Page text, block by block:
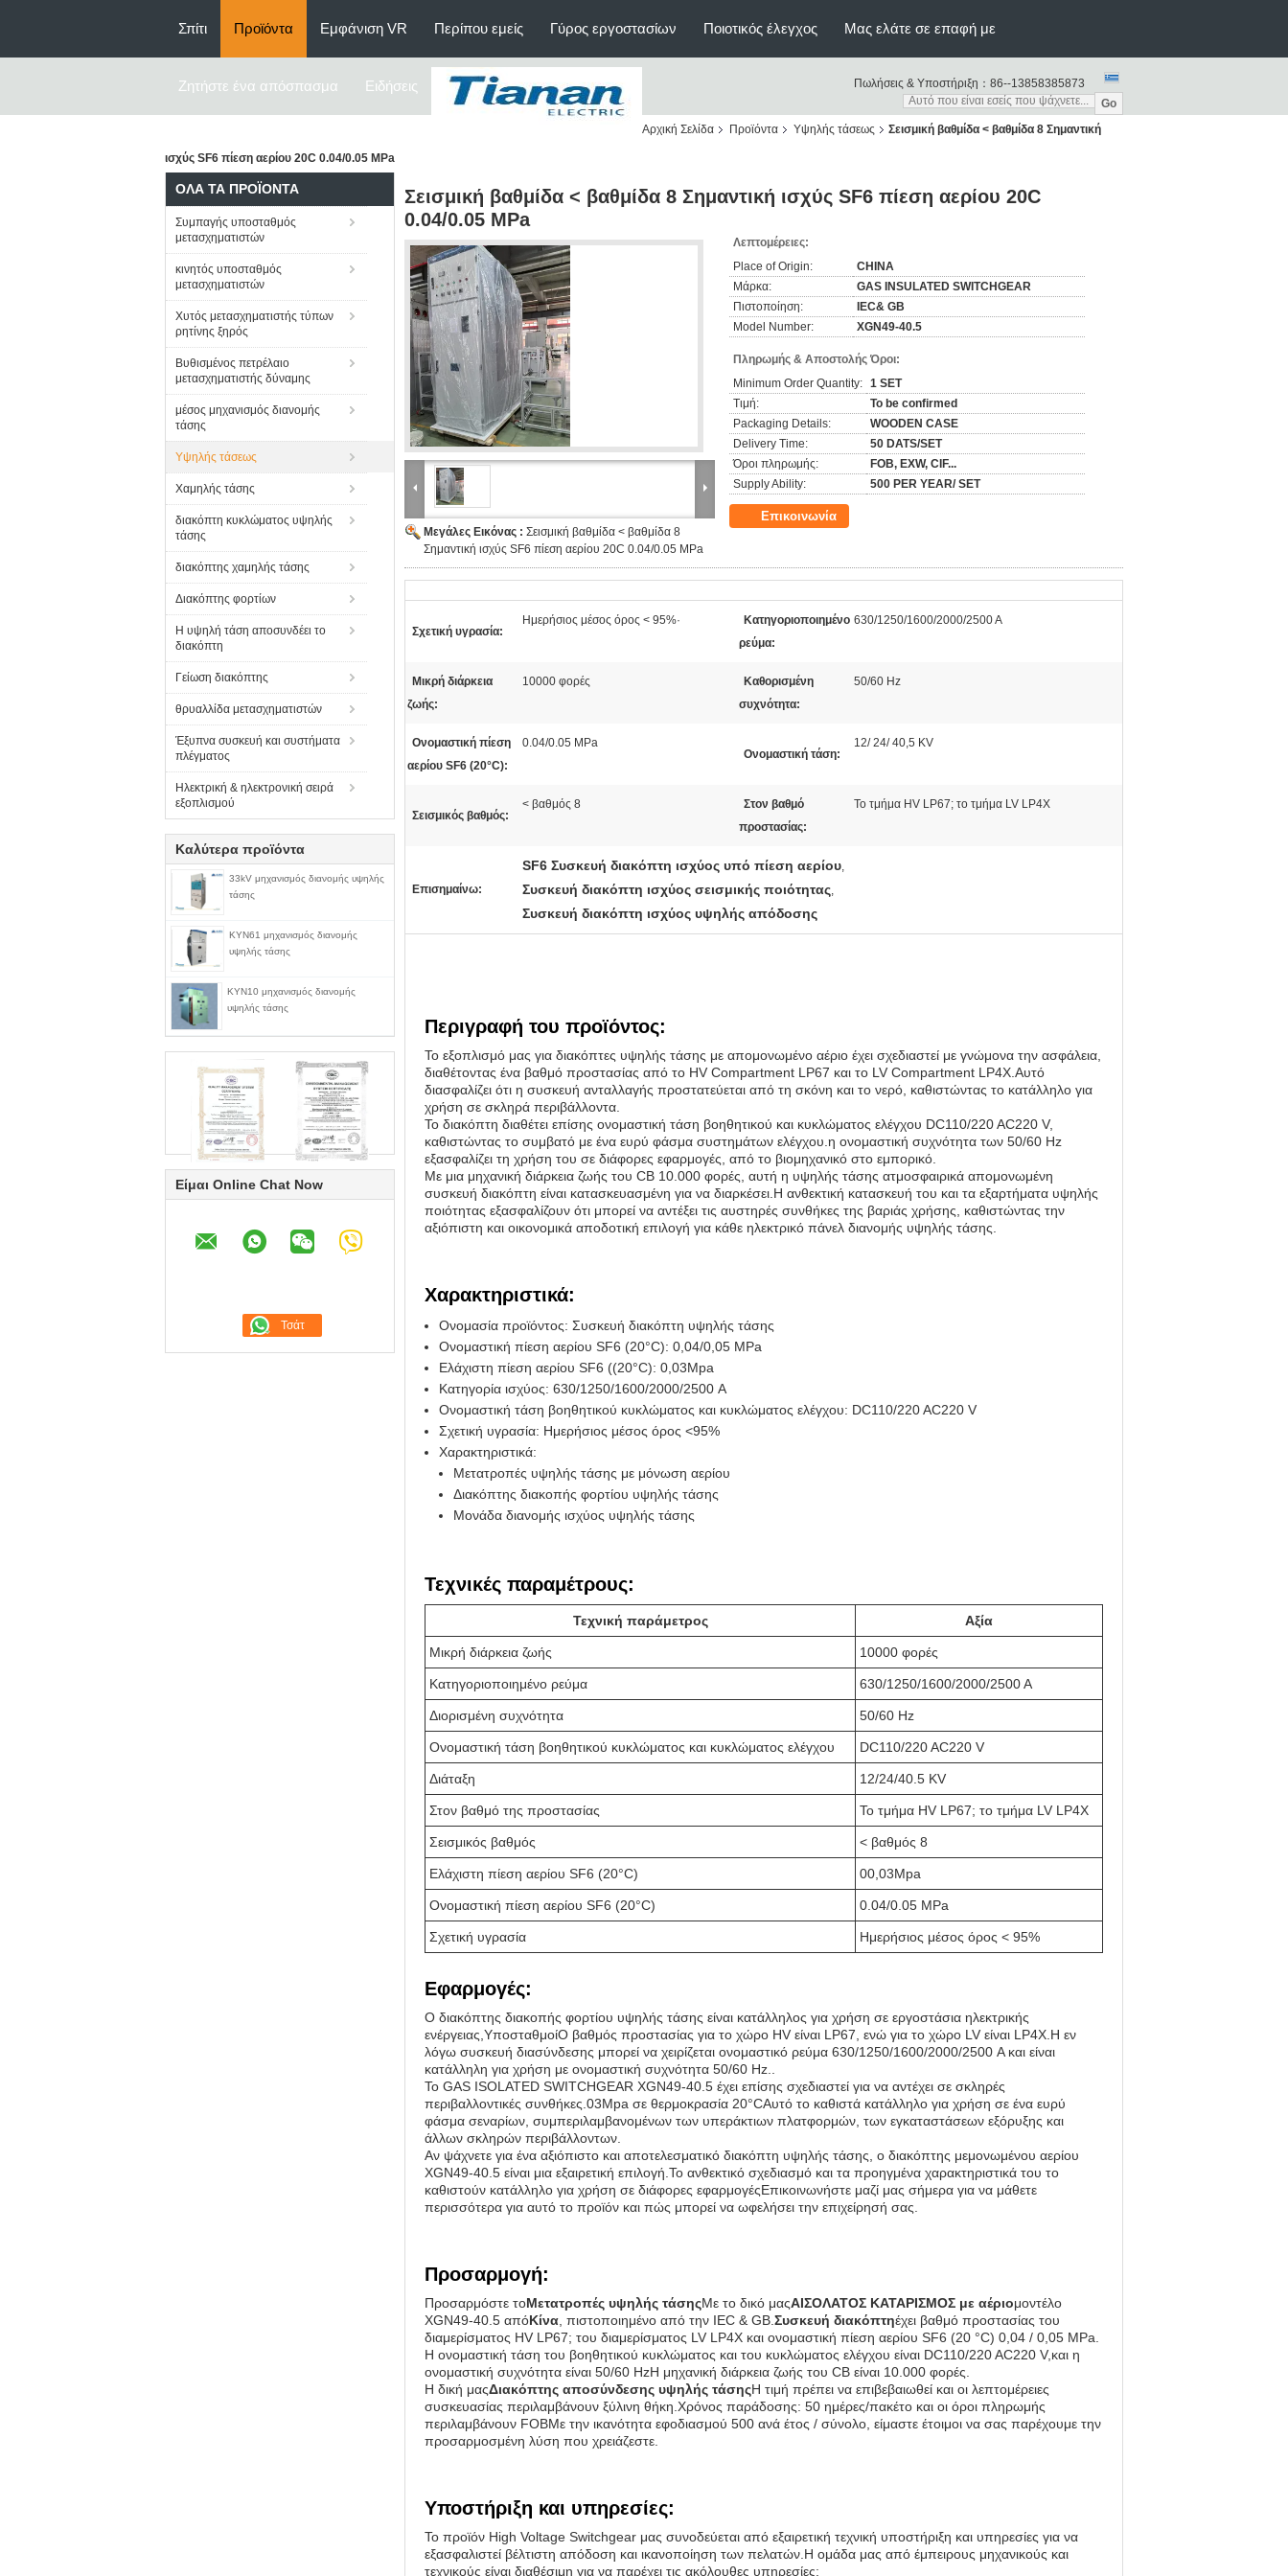
Σπίτι Προϊόντα Εμφάνιση VR Περίπου εμείς Γύρος εργοστασίων Ποιοτικός έλεγχος Μας ελάτε σε επαφή με
Ζητήστε ένα απόσπασμα Ειδήσεις Πωλήσεις & Υποστήριξη： 86--13858385873
Go
Αρχική Σελίδα
Προϊόντα Υψηλής τάσεως Σεισμική βαθμίδα < βαθμίδα 8 Σημαντική
ισχύς SF6 πίεση αερίου 20C 0.04/0.05 MPa
ΌΛΑ ΤΑ ΠΡΟΪΌΝΤΑ
Συμπαγής υποσταθμός
μετασχηματιστών
κινητός υποσταθμός
μετασχηματιστών
Χυτός μετασχηματιστής τύπων
ρητίνης ξηρός
Βυθισμένος πετρέλαιο
μετασχηματιστής δύναμης
μέσος μηχανισμός διανομής
τάσης
Υψηλής τάσεως
Χαμηλής τάσης
διακόπτη κυκλώματος υψηλής
τάσης
διακόπτης χαμηλής τάσης
Διακόπτης φορτίων
Η υψηλή τάση αποσυνδέει το
διακόπτη
Γείωση διακόπτης
θρυαλλίδα μετασχηματιστών
Έξυπνα συσκευή και συστήματα
πλέγματος
Ηλεκτρική & ηλεκτρονική σειρά
εξοπλισμού
Καλύτερα προϊόντα
33kV μηχανισμός διανομής υψηλής
τάσης
KYN61 μηχανισμός διανομής
υψηλής τάσης
KYN10 μηχανισμός διανομής
υψηλής τάσης
Είμαι Online Chat Now
Σεισμική βαθμίδα < βαθμίδα 8 Σημαντική ισχύς SF6 πίεση αερίου 20C
0.04/0.05 MPa
Μεγάλες Εικόνας : Σεισμική βαθμίδα < βαθμίδα 8
Σημαντική ισχύς SF6 πίεση αερίου 20C 0.04/0.05 MPa
Λεπτομέρειες:
Place of Origin:
CHINA
Μάρκα:
GAS INSULATED SWITCHGEAR
Πιστοποίηση:
IEC& GB
Model Number:
XGN49-40.5
Πληρωμής & Αποστολής Όροι:
Minimum Order Quantity: 1 SET
Τιμή:
To be confirmed
Packaging Details:
WOODEN CASE
Delivery Time:
50 DATS/SET
Όροι πληρωμής:
FOB, EXW, CIF...
Supply Ability:
500 PER YEAR/ SET
Επικοινωνία
Σχετική υγρασία:
Ημερήσιος μέσος όρος < 95%·
Κατηγοριοποιημένο
ρεύμα:
630/1250/1600/2000/2500 Α
Μικρή διάρκεια
ζωής:
10000 φορές
Καθορισμένη
συχνότητα:
50/60 Hz
Ονομαστική πίεση
αερίου SF6 (20°C):
0.04/0.05 MPa
Ονομαστική τάση:
12/ 24/ 40,5 KV
Σεισμικός βαθμός:
< βαθμός 8
Στον βαθμό
προστασίας:
Το τμήμα HV LP67; το τμήμα LV LP4X
Επισημαίνω:
SF6 Συσκευή διακόπτη ισχύος υπό πίεση αερίου,
Συσκευή διακόπτη ισχύος σεισμικής ποιότητας,
Συσκευή διακόπτη ισχύος υψηλής απόδοσης
Περιγραφή του προϊόντος:
Το εξοπλισμό μας για διακόπτες υψηλής τάσης με απομονωμένο αέριο έχει σχεδιαστεί με γνώμονα την ασφάλεια,
διαθέτοντας ένα βαθμό προστασίας από το HV Compartment LP67 και το LV Compartment LP4X.Αυτό
διασφαλίζει ότι η συσκευή ανταλλαγής προστατεύεται από τη σκόνη και το νερό, καθιστώντας το κατάλληλο για
χρήση σε σκληρά περιβάλλοντα.
Το διακόπτη διαθέτει επίσης ονομαστική τάση βοηθητικού και κυκλώματος ελέγχου DC110/220 AC220 V,
καθιστώντας το συμβατό με ένα ευρύ φάσμα συστημάτων ελέγχου.η ονομαστική συχνότητα των 50/60 Hz
εξασφαλίζει τη χρήση του σε διάφορες εφαρμογές, από το βιομηχανικό στο εμπορικό.
Με μια μηχανική διάρκεια ζωής του CB 10.000 φορές, αυτή η υψηλής τάσης ατμοσφαιρικά απομονωμένη
συσκευή διακόπτη είναι κατασκευασμένη για να διαρκέσει.Η ανθεκτική κατασκευή του και τα εξαρτήματα υψηλής
ποιότητας εξασφαλίζουν ότι μπορεί να αντέξει τις αυστηρές συνθήκες της βαριάς χρήσης, καθιστώντας την
αξιόπιστη και οικονομικά αποδοτική επιλογή για κάθε ηλεκτρικό πάνελ διανομής υψηλής τάσης.
Χαρακτηριστικά:
Ονομασία προϊόντος: Συσκευή διακόπτη υψηλής τάσης
Ονομαστική πίεση αερίου SF6 (20°C): 0,04/0,05 MPa
Ελάχιστη πίεση αερίου SF6 ((20°C): 0,03Mpa
Κατηγορία ισχύος: 630/1250/1600/2000/2500 A
Ονομαστική τάση βοηθητικού κυκλώματος και κυκλώματος ελέγχου: DC110/220 AC220 V
Σχετική υγρασία: Ημερήσιος μέσος όρος <95%
Χαρακτηριστικά:
Μετατροπές υψηλής τάσης με μόνωση αερίου
Διακόπτης διακοπής φορτίου υψηλής τάσης
Μονάδα διανομής ισχύος υψηλής τάσης
Τεχνικές παραμέτρους:
Τεχνική παράμετρος Αξία
Μικρή διάρκεια ζωής 10000 φορές
Κατηγοριοποιημένο ρεύμα 630/1250/1600/2000/2500 Α
Διορισμένη συχνότητα 50/60 Hz
Ονομαστική τάση βοηθητικού κυκλώματος και κυκλώματος ελέγχου DC110/220 AC220 V
Διάταξη 12/24/40.5 KV
Στον βαθμό της προστασίας Το τμήμα HV LP67; το τμήμα LV LP4X
Σεισμικός βαθμός < βαθμός 8
Ελάχιστη πίεση αερίου SF6 (20°C) 00,03Mpa
Ονομαστική πίεση αερίου SF6 (20°C) 0.04/0.05 MPa
Σχετική υγρασία Ημερήσιος μέσος όρος < 95%
Εφαρμογές:
Ο διακόπτης διακοπής φορτίου υψηλής τάσης είναι κατάλληλος για χρήση σε εργοστάσια ηλεκτρικής
ενέργειας,ΥποσταθμοίΟ βαθμός προστασίας για το χώρο HV είναι LP67, ενώ για το χώρο LV είναι LP4X.Η εν
λόγω συσκευή διασύνδεσης μπορεί να χειρίζεται ονομαστικό ρεύμα 630/1250/1600/2000/2500 A και είναι
κατάλληλη για χρήση με ονομαστική συχνότητα 50/60 Hz..
Το GAS ISOLATED SWITCHGEAR XGN49-40.5 έχει επίσης σχεδιαστεί για να αντέχει σε σκληρές
περιβαλλοντικές συνθήκες.03Mpa σε θερμοκρασία 20°CΑυτό το καθιστά κατάλληλο για χρήση σε ένα ευρύ
φάσμα σεναρίων, συμπεριλαμβανομένων των υπεράκτιων πλατφορμών, των εγκαταστάσεων εξόρυξης και
άλλων σκληρών περιβάλλοντων.
Αν ψάχνετε για ένα αξιόπιστο και αποτελεσματικό διακόπτη υψηλής τάσης, ο διακόπτης μεμονωμένου αερίου
XGN49-40.5 είναι μια εξαιρετική επιλογή.Το ανθεκτικό σχεδιασμό και τα προηγμένα χαρακτηριστικά του το
καθιστούν κατάλληλο για χρήση σε διάφορες εφαρμογέςΕπικοινωνήστε μαζί μας σήμερα για να μάθετε
περισσότερα για αυτό το προϊόν και πώς μπορεί να ωφελήσει την επιχείρησή σας.
Προσαρμογή:
Προσαρμόστε τοΜετατροπές υψηλής τάσηςΜε το δικό μαςΑΙΣΟΛΑΤΟΣ ΚΑΤΑΡΙΣΜΟΣ με αέριομοντέλο
XGN49-40.5 απόΚίνα , πιστοποιημένο από την IEC & GB. Συσκευή διακόπτηέχει βαθμό προστασίας του
διαμερίσματος HV LP67; του διαμερίσματος LV LP4X και ονομαστική πίεση αερίου SF6 (20 °C) 0,04 / 0,05 MPa.
Η ονομαστική τάση του βοηθητικού κυκλώματος και του κυκλώματος ελέγχου είναι DC110/220 AC220 V,και η
ονομαστική συχνότητα είναι 50/60 HzΗ μηχανική διάρκεια ζωής του CB είναι 10.000 φορές.
Η δική μαςΔιακόπτης αποσύνδεσης υψηλής τάσηςΗ τιμή πρέπει να επιβεβαιωθεί και οι λεπτομέρειες
συσκευασίας περιλαμβάνουν ξύλινη θήκη.Χρόνος παράδοσης: 50 ημέρες/πακέτο και οι όροι πληρωμής
περιλαμβάνουν FOBΜε την ικανότητα εφοδιασμού 500 ανά έτος / σύνολο, είμαστε έτοιμοι να σας παρέχουμε την
προσαρμοσμένη λύση που χρειάζεστε.
Υποστήριξη και υπηρεσίες:
Το προϊόν High Voltage Switchgear μας συνοδεύεται από εξαιρετική τεχνική υποστήριξη και υπηρεσίες για να
εξασφαλιστεί βέλτιστη απόδοση και ικανοποίηση των πελατών.Η ομάδα μας από έμπειρους μηχανικούς και
τεχνικούς είναι διαθέσιμη για να παρέχει τις ακόλουθες υπηρεσίες: